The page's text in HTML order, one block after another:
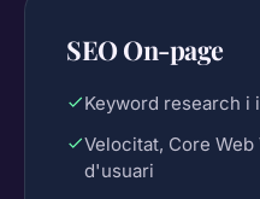
SEO On-page
Keyword research i
Velocitat, Core
d'usuari